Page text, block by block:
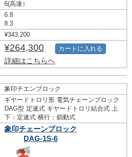
6(高速）
6.8
8.3
¥343,200
¥264,300
詳細はこちらへ
カートに入れる
象印チエンブロック
ギヤードトロリ形 電気チェーンブロック
DAG型 定速式 ギヤードトロリ結合式 上
下：定速式 横行：鎖動式
象印チェーンブロック
DAG-1S-6